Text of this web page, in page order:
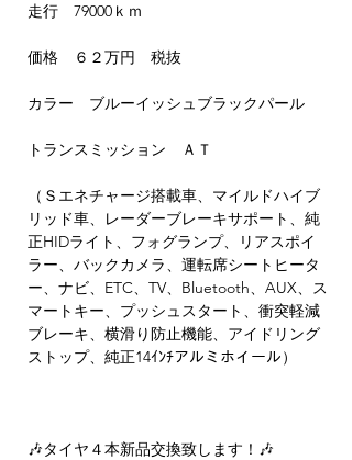
走行 79000ｋｍ
価格 ６２万円 税抜
カラー ブルーイッシュブラックパール
トランスミッション ＡＴ
（Ｓエネチャージ搭載車、マイルドハイブ
リッド車、レーダーブレーキサポート、純
正HIDライト、フォグランプ、リアスポイ
ラー、バックカメラ、運転席シートヒータ
ー、ナビ、ETC、TV、Bluetooth、AUX、ス
マートキー、プッシュスタート、衝突軽減
ブレーキ、横滑り防止機能、アイドリング
ストップ、純正14ｲﾝﾁアルミホイール）
🎶タイヤ４本新品交換致します！🎶